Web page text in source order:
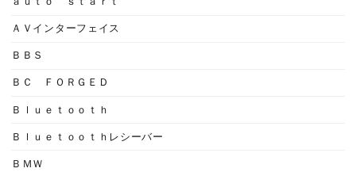
ＡＶインターフェイス
ＢＢＳ
ＢＣ ＦＯＲＧＥＤ
Ｂｌｕｅｔｏｏｔｈ
Ｂｌｕｅｔｏｏｔｈレシーバー
ＢＭＷ